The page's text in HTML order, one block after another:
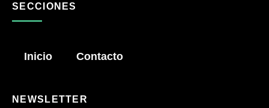
SECCIONES
Inicio Contacto
NEWSLETTER